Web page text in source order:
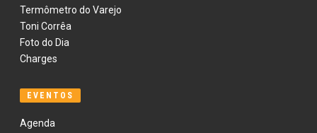
Termômetro do Varejo
Toni Corrêa
Foto do Dia
Charges
EVENTOS
Agenda